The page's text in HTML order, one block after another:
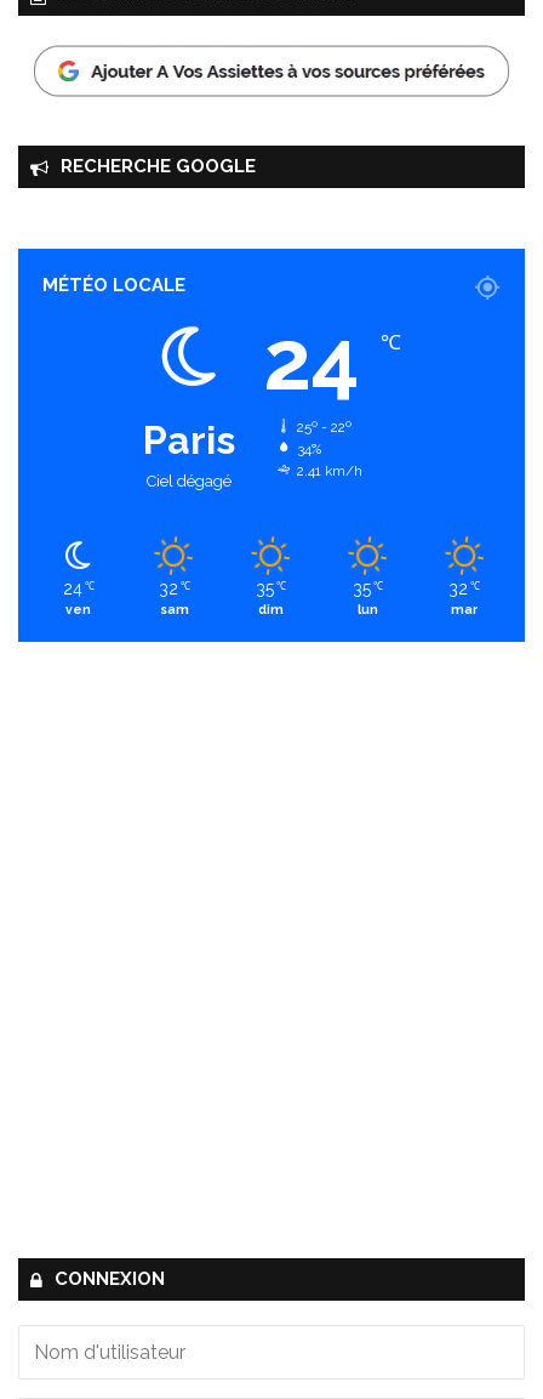
RECHERCHE GOOGLE
MÉTÉO LOCALE
Paris
Ciel dégagé
24 ℃
25º - 22º
34%
2.41 km/h
24 ℃
ven
32 ℃
sam
35 ℃
dim
35 ℃
lun
32 ℃
mar
CONNEXION